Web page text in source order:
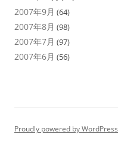
2007年9月 (64)
2007年8月 (98)
2007年7月 (97)
2007年6月 (56)
Proudly powered by WordPress